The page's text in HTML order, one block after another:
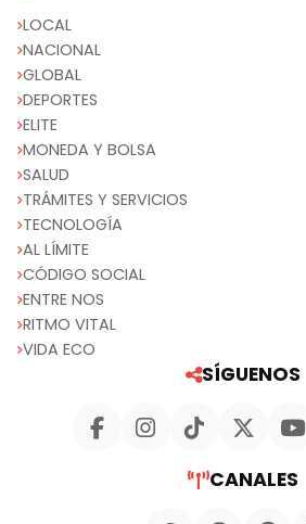
LOCAL
NACIONAL
GLOBAL
DEPORTES
ELITE
MONEDA Y BOLSA
SALUD
TRÁMITES Y SERVICIOS
TECNOLOGÍA
AL LÍMITE
CÓDIGO SOCIAL
ENTRE NOS
RITMO VITAL
VIDA ECO
SÍGUENOS
CANALES